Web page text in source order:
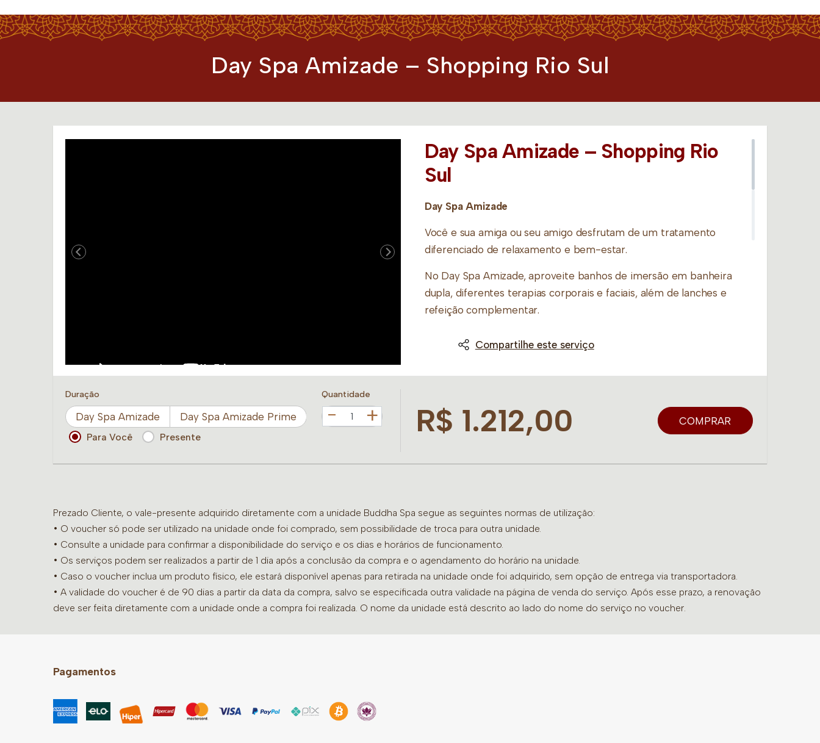
Day Spa Amizade – Shopping Rio Sul
Day Spa Amizade – Shopping Rio
Sul
Day Spa Amizade
Você e sua amiga ou seu amigo desfrutam de um tratamento
diferenciado de relaxamento e bem-estar.
No Day Spa Amizade, aproveite banhos de imersão em banheira
dupla, diferentes terapias corporais e faciais, além de lanches e
refeição complementar.
Escolha um dos formatos de
esse momento juntas(os):
Escolham um dos formatos de Day Spa e aproveitem esse
Beleza Buddha Spa
“Serviços” do site.
Obs: O Banho de Imersão e a Refeição serão substituídos por
terapias de 30 minutos nas unidades que não disponibilizarem os
serviços. Caso prefira ligar a banheira de hidromassagem, informe
a recepção, pois neste caso o banho será realizado sem as pétalas
de rosa.
Compartilhe este serviço
Duração
Day Spa Amizade Day Spa Amizade Prime
Quantidade
+
Para Você Presente R$ 1.212,00 COMPRAR
Prezado Cliente, o vale-presente adquirido diretamente com a unidade Buddha Spa segue as seguintes normas de utilização:
• O voucher só pode ser utilizado na unidade onde foi comprado, sem possibilidade de troca para outra unidade.
• Consulte a unidade para confirmar a disponibilidade do serviço e os dias e horários de funcionamento.
• Os serviços podem ser realizados a partir de 1 dia após a conclusão da compra e o agendamento do horário na unidade.
• Caso o voucher inclua um produto físico, ele estará disponível apenas para retirada na unidade onde foi adquirido, sem opção de entrega via transportadora.
• A validade do voucher é de 90 dias a partir da data da compra, salvo se especificada outra validade na página de venda do serviço. Após esse prazo, a renovação
deve ser feita diretamente com a unidade onde a compra foi realizada. O nome da unidade está descrito ao lado do nome do serviço no voucher.
Pagamentos